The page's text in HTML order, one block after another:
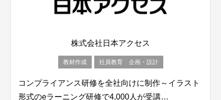
株式会社日本アクセス
教材作成 社員教育 企画・設計
コンプライアンス研修を全社向けに制作～イラスト
形式のeラーニング研修で4,000人が受講…